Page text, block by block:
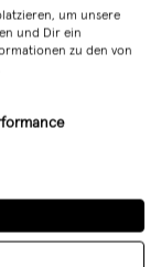
um unsere
und Dir ein
zu den von